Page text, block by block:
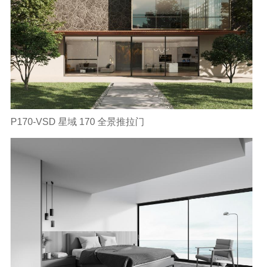
P170-VSD 星域 170 全景推拉门